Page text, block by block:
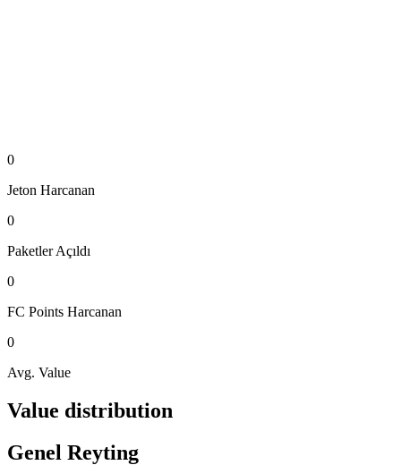
0
Jeton Harcanan
0
Paketler Açıldı
0
FC Points Harcanan
0
Avg. Value
Value distribution
Genel Reyting